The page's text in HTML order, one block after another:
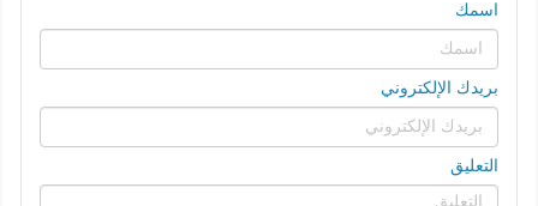
اسمك
بريدك الإلكتروني
التعليق